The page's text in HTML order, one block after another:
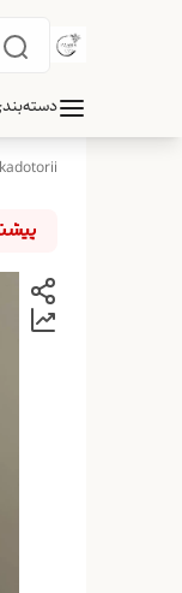
kadotorii | خرید ساعت مچی مردانه و زنانه